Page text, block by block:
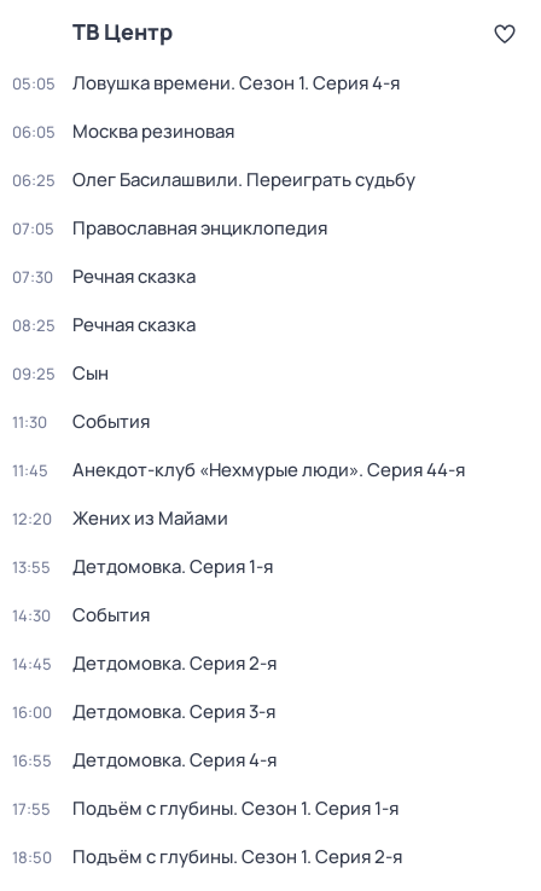
ТВ Центр
05:05 Ловушка времени. Сезон 1. Серия 4-я
06:05 Москва резиновая
06:25 Олег Басилашвили. Переиграть судьбу
07:05 Православная энциклопедия
07:30 Речная сказка
08:25 Речная сказка
09:25 Сын
11:30 События
11:45 Анекдот-клуб «Нехмурые люди». Серия 44-я
12:20 Жених из Майами
13:55 Детдомовка. Серия 1-я
14:30 События
14:45 Детдомовка. Серия 2-я
16:00 Детдомовка. Серия 3-я
16:55 Детдомовка. Серия 4-я
17:55 Подъём с глубины. Сезон 1. Серия 1-я
18:50 Подъём с глубины. Сезон 1. Серия 2-я